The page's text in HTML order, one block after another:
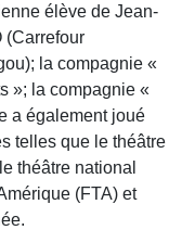
élève de Jean-
(Carrefour
la compagnie «
»; la compagnie «
a également joué
telles que le théâtre
théâtre national
(FTA) et